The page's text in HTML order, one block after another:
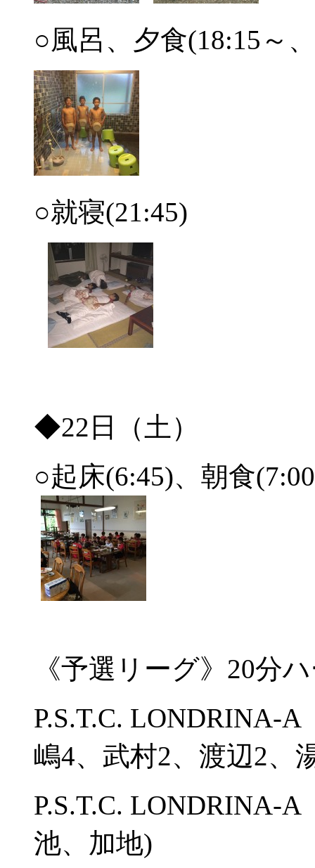
○風呂、夕食(18:15～
○就寝(21:45)
◆22日（土）
○起床(6:45)、朝食
《予選リーグ》20分
P.S.T.C.
嶋4、武村2、渡辺2、
P.S.T.C.
池、加地)